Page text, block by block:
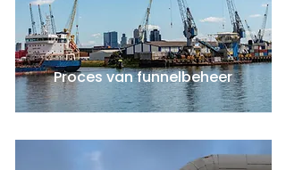
Proces van funnelbeheer